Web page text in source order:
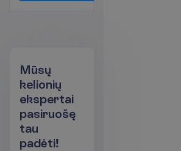
Mūsų
kelionių
ekspertai
pasiruošę
tau
padėti!